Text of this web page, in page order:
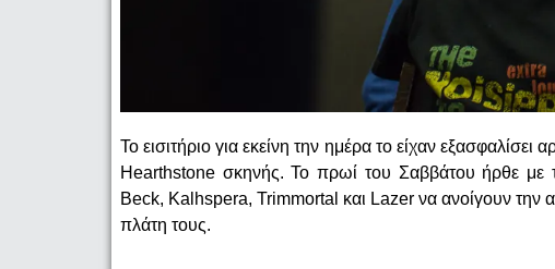
Το εισιτήριο για εκείνη την ημέρα το είχαν
Hearthstone σκηνής. Το πρωί του Σαββάτου ήρθε
Beck, Kalhspera, Trimmortal και Lazer να ανοίγουν την
πλάτη τους.